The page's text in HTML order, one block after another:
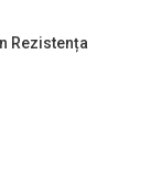
Rezistența